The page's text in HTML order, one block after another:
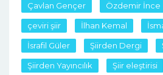
Çavlan Gençer Özdemir İnce
çeviri şiir İlhan Kemal
İsrafil Güler Şiirden Dergi
Şiirden Yayıncılık Şiir eleştirisi